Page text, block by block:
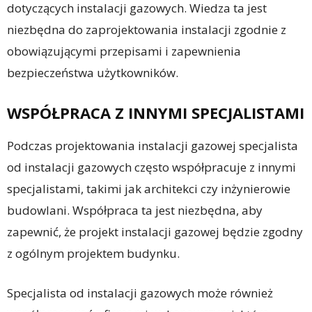
dotyczących instalacji gazowych. Wiedza ta jest
niezbędna do zaprojektowania instalacji zgodnie z
obowiązującymi przepisami i zapewnienia
bezpieczeństwa użytkowników.
WSPÓŁPRACA Z INNYMI SPECJALISTAMI
Podczas projektowania instalacji gazowej specjalista
od instalacji gazowych często współpracuje z innymi
specjalistami, takimi jak architekci czy inżynierowie
budowlani. Współpraca ta jest niezbędna, aby
zapewnić, że projekt instalacji gazowej będzie zgodny
z ogólnym projektem budynku.
Specjalista od instalacji gazowych może również